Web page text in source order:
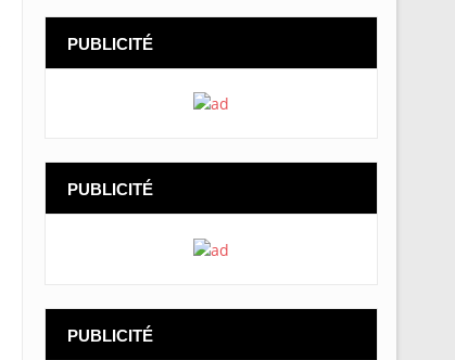
PUBLICITÉ
PUBLICITÉ
PUBLICITÉ